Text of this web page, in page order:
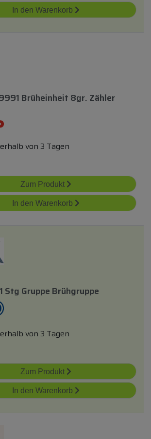
In den Warenkorb
Brüheinheit 8gr. Zähler
von 3 Tagen
Zum Produkt
In den Warenkorb
Stg Gruppe Brühgruppe
von 3 Tagen
Zum Produkt
In den Warenkorb